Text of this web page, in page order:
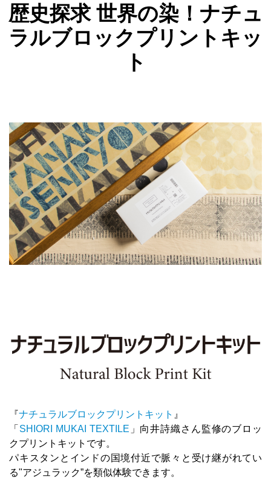
歴史探求 世界の染！ナチュ
ラルブロックプリントキッ
ト
『ナチュラルブロックプリントキット 』
「 SHIORI MUKAI TEXTILE 」向井詩織さん監修のブロッ
クプリントキットです。
パキスタンとインドの国境付近で脈々と受け継がれてい
る"アジュラック”を類似体験できます。